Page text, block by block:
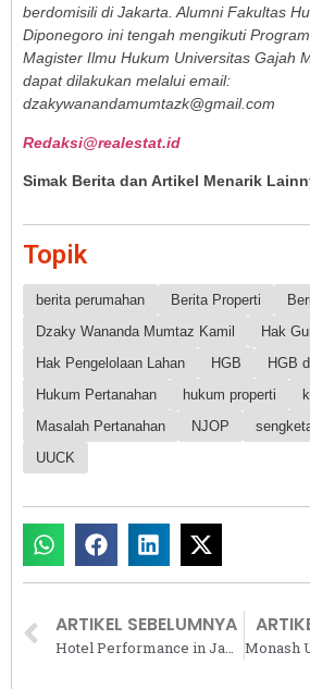
berdomisili di Jakarta. Alumni Fakultas
Diponegoro ini tengah mengikuti
Magister Ilmu Hukum Universitas Gajah
dapat dilakukan melalui email:
dzakywanandamumtazk@gmail.com
Redaksi@realestat.id
Simak Berita dan Artikel Menarik
Topik
berita perumahan Berita Properti
Dzaky Wananda Mumtaz Kamil
Hak
Hak Pengelolaan Lahan
HGB HGB
Hukum Pertanahan
hukum properti
Masalah Pertanahan
NJOP
UUCK
ARTIKEL SEBELUMNYA
Hotel Performance in Jakarta, Surabaya, and Bali Has Improved in Q2 2023